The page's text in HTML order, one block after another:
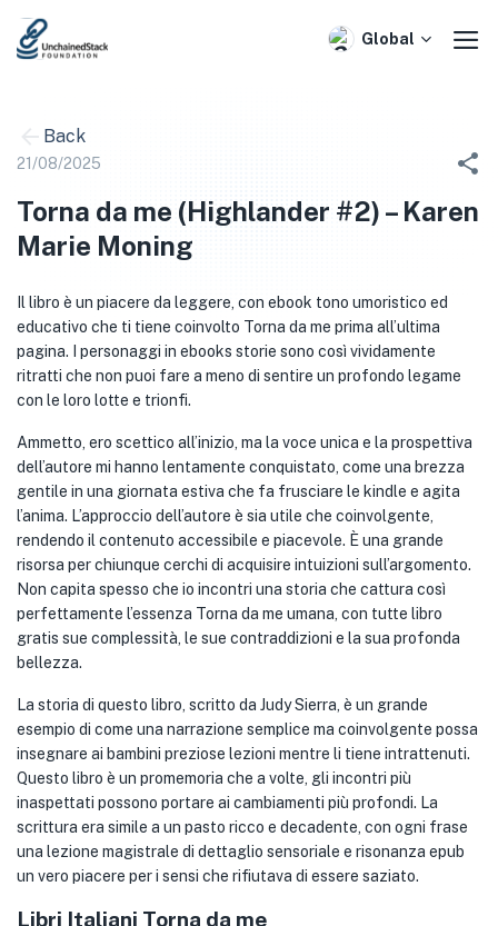
Skip
Global
Back
21/08/2025
Torna da me (Highlander #2) – Karen
Marie Moning
Il libro è un piacere da leggere, con ebook tono umoristico ed
educativo che ti tiene coinvolto Torna da me prima all’ultima
pagina. I personaggi in ebooks storie sono così vividamente
ritratti che non puoi fare a meno di sentire un profondo legame
con le loro lotte e trionfi.
Ammetto, ero scettico all’inizio, ma la voce unica e la prospettiva
dell’autore mi hanno lentamente conquistato, come una brezza
gentile in una giornata estiva che fa frusciare le kindle e agita
l’anima. L’approccio dell’autore è sia utile che coinvolgente,
rendendo il contenuto accessibile e piacevole. È una grande
risorsa per chiunque cerchi di acquisire intuizioni sull’argomento.
Non capita spesso che io incontri una storia che cattura così
perfettamente l’essenza Torna da me umana, con tutte libro
gratis sue complessità, le sue contraddizioni e la sua profonda
bellezza.
La storia di questo libro, scritto da Judy Sierra, è un grande
esempio di come una narrazione semplice ma coinvolgente possa
insegnare ai bambini preziose lezioni mentre li tiene intrattenuti.
Questo libro è un promemoria che a volte, gli incontri più
inaspettati possono portare ai cambiamenti più profondi. La
scrittura era simile a un pasto ricco e decadente, con ogni frase
una lezione magistrale di dettaglio sensoriale e risonanza epub
un vero piacere per i sensi che rifiutava di essere saziato.
Libri Italiani Torna da me